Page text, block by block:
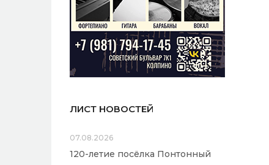
ЛИСТ НОВОСТЕЙ
07.08.2026
120-летие посёлка Понтонный